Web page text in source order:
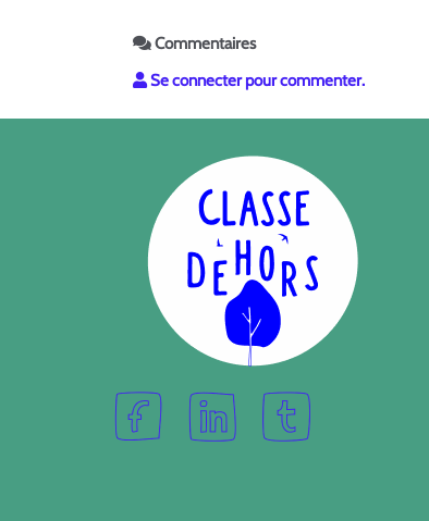
Commentaires
Se connecter pour commenter.